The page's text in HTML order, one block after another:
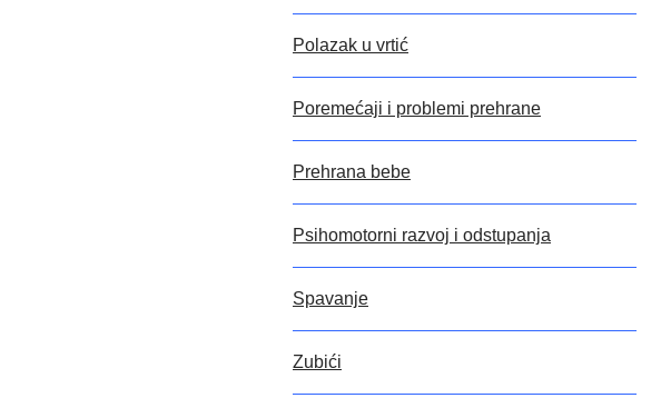
Polazak u vrtić
Poremećaji i problemi prehrane
Prehrana bebe
Psihomotorni razvoj i odstupanja
Spavanje
Zubići